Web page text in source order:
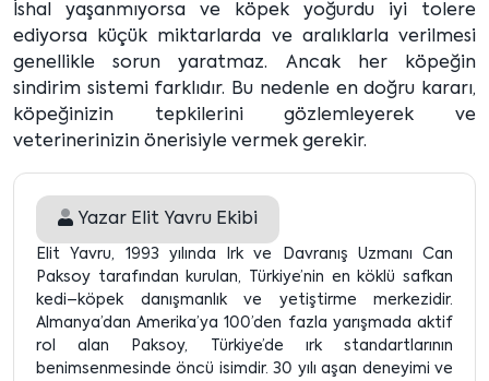
İshal yaşanmıyorsa ve köpek yoğurdu iyi tolere
ediyorsa küçük miktarlarda ve aralıklarla verilmesi
genellikle sorun yaratmaz. Ancak her köpeğin
sindirim sistemi farklıdır. Bu nedenle en doğru kararı,
köpeğinizin tepkilerini gözlemleyerek ve
veterinerinizin önerisiyle vermek gerekir.
Yazar Elit Yavru Ekibi
Elit Yavru, 1993 yılında Irk ve Davranış Uzmanı Can
Paksoy tarafından kurulan, Türkiye’nin en köklü safkan
kedi–köpek danışmanlık ve yetiştirme merkezidir.
Almanya’dan Amerika’ya 100’den fazla yarışmada aktif
rol alan Paksoy, Türkiye’de ırk standartlarının
benimsenmesinde öncü isimdir. 30 yılı aşan deneyimi ve